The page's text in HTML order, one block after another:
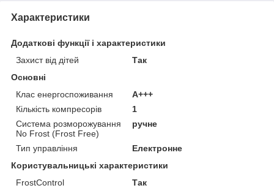
Характеристики
Додаткові функції і характеристики
Захист від дітей
Так
Основні
Клас енергоспоживання
A+++
Кількість компресорів
1
Система розморожування
No Frost (Frost Free)
ручне
Тип управління
Електронне
Користувальницькі характеристики
FrostControl
Так